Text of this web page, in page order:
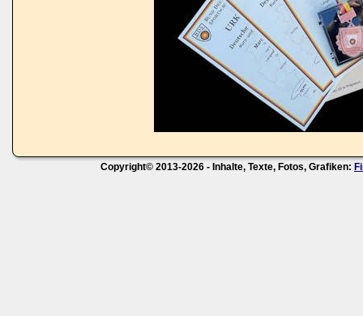
Copyright© 2013-2026 - Inhalte, Texte, Fotos, Grafiken: